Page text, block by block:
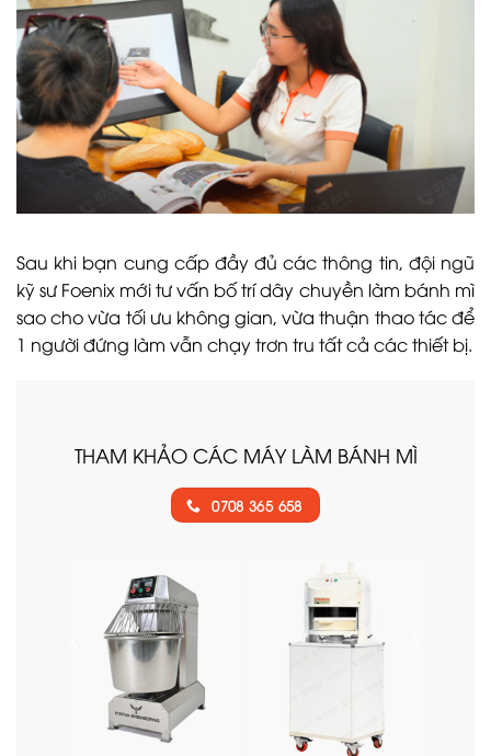
Sau khi bạn cung cấp đầy đủ các thông tin, đội ngũ
kỹ sư Foenix mới tư vấn bố trí dây chuyền làm bánh mì
sao cho vừa tối ưu không gian, vừa thuận thao tác để
1 người đứng làm vẫn chạy trơn tru tất cả các thiết bị.
THAM KHẢO CÁC MÁY LÀM BÁNH MÌ
0708 365 658